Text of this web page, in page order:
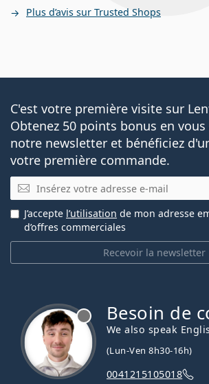
Plus d’avis sur Trusted Shops
C'est votre première visite sur
Obtenez 50 points bonus en
notre newsletter et bénéficiez
votre première commande.
E-mail
Recevoir la newsletter
J’accepte l’utilisation de mon adresse
d’offres commerciales
Besoin de
We also speak
(Lun-Ven 8h30-16h)
0041215105018